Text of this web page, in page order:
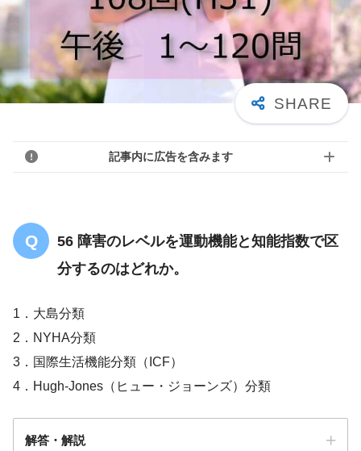
記事内に広告を含みます
56 障害のレベルを運動機能と知能指数で区
分するのはどれか。
1．大島分類
2．NYHA分類
3．国際生活機能分類（ICF）
4．Hugh-Jones（ヒュー・ジョーンズ）分類
解答・解説